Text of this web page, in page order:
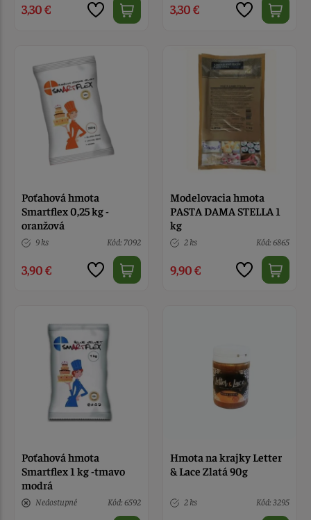
3,30 € 3,30 €
Poťahová hmota
Smartflex 0,25 kg -
oranžová
9 ks Kód: 7092
3,90 €
Modelovacia hmota
PASTA DAMA STELLA 1
kg
2 ks Kód: 6865
9,90 €
Poťahová hmota
Smartflex 1 kg -tmavo
modrá
Nedostupné Kód: 6592
Hmota na krajky Letter
& Lace Zlatá 90g
2 ks Kód: 3295